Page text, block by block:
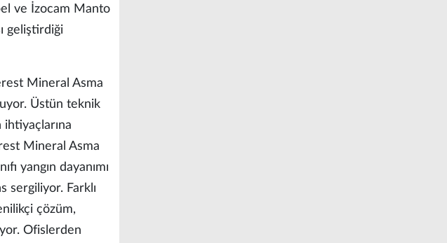
ve İzocam Manto
geliştirdiği
Mineral Asma
Üstün teknik
Mineral Asma
yangın dayanımı
sergiliyor. Farklı
çözüm,
Ofislerden